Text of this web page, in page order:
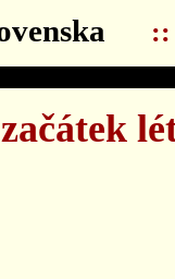
::